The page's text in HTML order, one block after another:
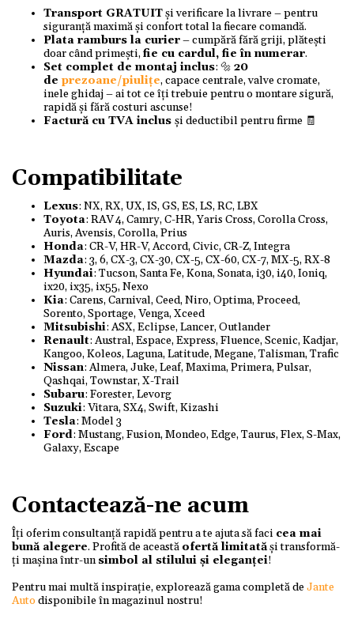
Transport GRATUITși verificare la livrare – pentru
siguranță maximă și confort total la fiecare comandă.
Plata ramburs la curier– cumpără fără griji, plătești
doar când primești,fie cu cardul, fie în numerar.
Set complet de montaj inclus: 🔩 20
de prezoane/piulițe, capace centrale, valve cromate,
inele ghidaj – ai tot ce îți trebuie pentru o montare sigură,
rapidă și fără costuri ascunse!
Factură cu TVA inclus și deductibil pentru firme 🧾
Compatibilitate
Lexus: NX, RX, UX, IS, GS, ES, LS, RC, LBX
Toyota: RAV 4, Camry, C-HR, Yaris Cross, Corolla Cross,
Auris, Avensis, Corolla, Prius
Honda: CR-V, HR-V, Accord, Civic, CR-Z, Integra
Mazda: 3, 6, CX-3, CX-30, CX-5, CX-60, CX-7, MX-5, RX-8
Hyundai: Tucson, Santa Fe, Kona, Sonata, i30, i40, Ioniq,
ix20, ix35, ix55, Nexo
Kia: Carens, Carnival, Ceed, Niro, Optima, Proceed,
Sorento, Sportage, Venga, Xceed
Mitsubishi: ASX, Eclipse, Lancer, Outlander
Renault: Austral, Espace, Express, Fluence, Scenic, Kadjar,
Kangoo, Koleos, Laguna, Latitude, Megane, Talisman, Trafic
Nissan: Almera, Juke, Leaf, Maxima, Primera, Pulsar,
Qashqai, Townstar, X-Trail
Subaru: Forester, Levorg
Suzuki: Vitara, SX4, Swift, Kizashi
Tesla: Model 3
Ford: Mustang, Fusion, Mondeo, Edge, Taurus, Flex, S-Max,
Galaxy, Escape
Contactează-ne acum
Îți oferim consultanță rapidă pentru a te ajuta să faci cea mai
bună alegere. Profită de această ofertă limitatăși transformă-
ți mașina într-unsimbol al stilului și eleganței!
Pentru mai multă inspirație, explorează gama completă deJante
Autodisponibile în magazinul nostru!